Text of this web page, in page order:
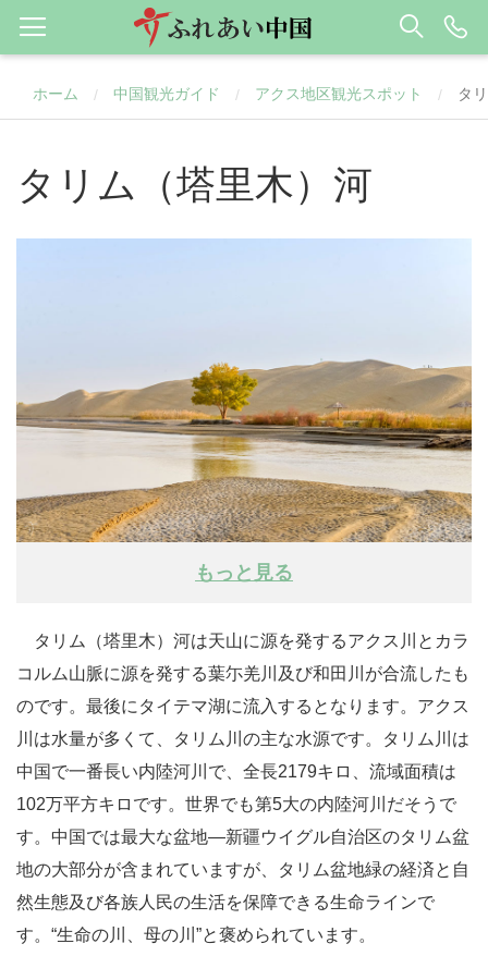
ホーム / 中国観光ガイド / アクス地区観光スポット / タ
タリム（塔里木）河
もっと見る
タリム（塔里木）河は天山に源を発するアクス川とカラ
コルム山脈に源を発する葉尓羌川及び和田川が合流したも
のです。最後にタイテマ湖に流入するとなります。アクス
川は水量が多くて、タリム川の主な水源です。タリム川は
中国で一番長い内陸河川で、全長2179キロ、流域面積は
102万平方キロです。世界でも第5大の内陸河川だそうで
す。中国では最大な盆地―新疆ウイグル自治区のタリム盆
地の大部分が含まれていますが、タリム盆地緑の経済と自
然生態及び各族人民の生活を保障できる生命ラインで
す。“生命の川、母の川”と褒められています。